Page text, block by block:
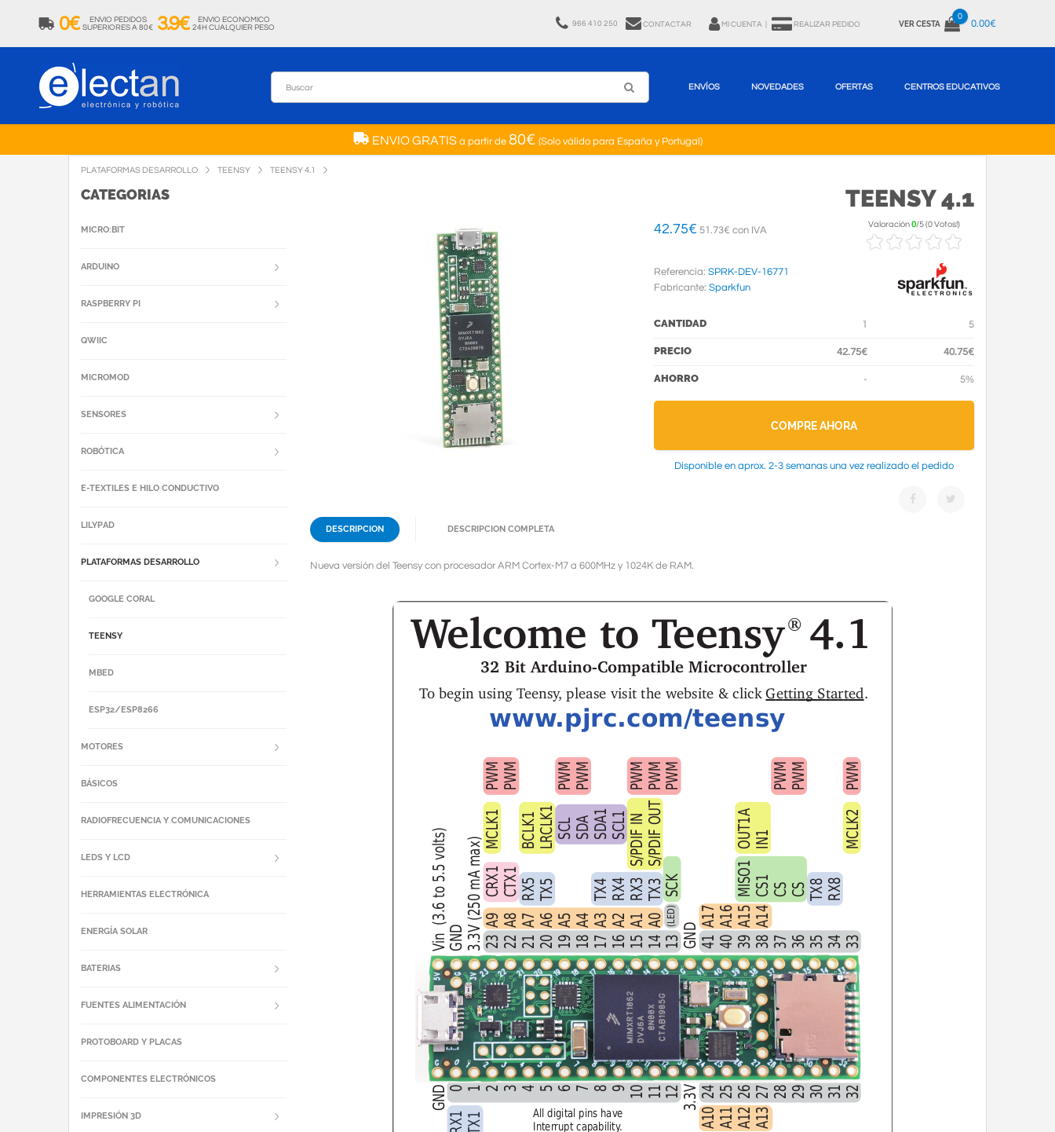
0€
ENVIO PEDIDOS
SUPERIORES A 80€ 3.9€
ENVIO ECONOMICO
24H CUALQUIER PESO
966 410 250 CONTACTAR MI CUENTA REALIZAR PEDIDO VER CESTA
0
0.00€
ENVÍOS NOVEDADES OFERTAS CENTROS EDUCATIVOS
ENVIO GRATISa partir de 80€ (Solo válido para España y Portugal)
PLATAFORMAS DESARROLLO TEENSY TEENSY 4.1
TEENSY 4.1
42.75€ 51.73€ con IVA
Valoración0/5(0 Votos!)
Referencia: SPRK-DEV-16771
Fabricante: Sparkfun
CANTIDAD 1 5
PRECIO 42.75€ 40.75€
AHORRO - 5%
COMPRE AHORA
Disponible en aprox. 2-3 semanas una vez realizado el pedido
DESCRIPCION DESCRIPCION COMPLETA
Nueva versión del Teensy con procesador ARM Cortex-M7 a 600MHz y 1024K de RAM.
CATEGORIAS
MICRO:BIT
ARDUINO
RASPBERRY PI
QWIIC
MICROMOD
SENSORES
ROBÓTICA
E-TEXTILES E HILO CONDUCTIVO
LILYPAD
PLATAFORMAS DESARROLLO
GOOGLE CORAL
TEENSY
MBED
ESP32/ESP8266
MOTORES
BÁSICOS
RADIOFRECUENCIA Y COMUNICACIONES
LEDS Y LCD
HERRAMIENTAS ELECTRÓNICA
ENERGÍA SOLAR
BATERIAS
FUENTES ALIMENTACIÓN
PROTOBOARD Y PLACAS
COMPONENTES ELECTRÓNICOS
IMPRESIÓN 3D